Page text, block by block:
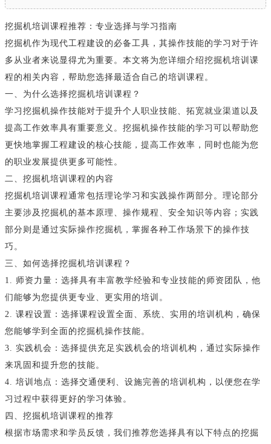
挖掘机培训课程推荐：专业选择与学习指南
挖掘机作为现代工程建设的必备工具，其操作技能的学习对于许
多从业者来说显得尤为重要。本文将为您详细介绍挖掘机培训课
程的相关内容，帮助您选择最适合自己的培训课程。
一、为什么选择挖掘机培训课程？
学习挖掘机操作技能对于提升个人职业技能、拓宽就业渠道以及
提高工作效率具有重要意义。挖掘机操作技能的学习可以帮助您
更快地掌握工程建设的核心技能，提高工作效率，同时也能为您
的职业发展提供更多可能性。
二、挖掘机培训课程的内容
挖掘机培训课程通常包括理论学习和实践操作两部分。理论部分
主要涉及挖掘机的基本原理、操作规程、安全知识等内容；实践
部分则是通过实际操作挖掘机，掌握各种工作场景下的操作技
巧。
三、如何选择挖掘机培训课程？
1. 师资力量：选择具有丰富教学经验和专业技能的师资团队，他
们能够为您提供更专业、更实用的培训。
2. 课程设置：选择课程设置全面、系统、实用的培训机构，确保
您能够学到全面的挖掘机操作技能。
3. 实践机会：选择提供充足实践机会的培训机构，通过实际操作
来巩固和提升您的技能。
4. 培训地点：选择交通便利、设施完善的培训机构，以便您在学
习过程中获得更好的学习体验。
四、挖掘机培训课程的推荐
根据市场需求和学员反馈，我们推荐您选择具有以下特点的挖掘